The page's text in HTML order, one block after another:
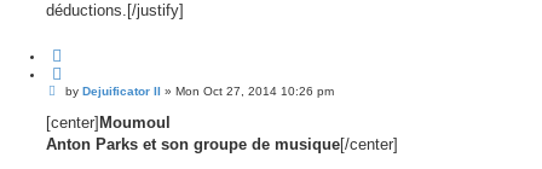
déductions.[/justify]
o
e
P
s
by Dejuificator II » Mon Oct 27, 2014 10:26 pm
[center]Moumoul
Anton Parks et son groupe de musique[/center]